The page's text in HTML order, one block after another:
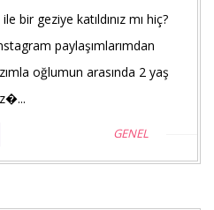
+'ta
bir geziye katıldınız mı hiç?
paylaşımlarımdan
oğlumun arasında 2 yaş
GENEL